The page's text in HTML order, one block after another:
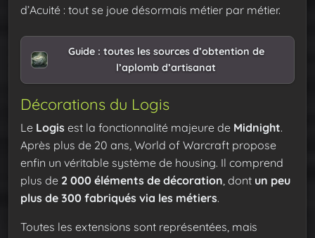
d’Acuité : tout se joue désormais métier par métier.
Guide : toutes les sources d’obtention de
l’aplomb d’artisanat
Décorations du Logis
Le Logis est la fonctionnalité majeure de Midnight.
Après plus de 20 ans, World of Warcraft propose
enfin un véritable système de housing. Il comprend
plus de 2 000 éléments de décoration , dont un peu
plus de 300 fabriqués via les métiers.
Toutes les extensions sont représentées, mais